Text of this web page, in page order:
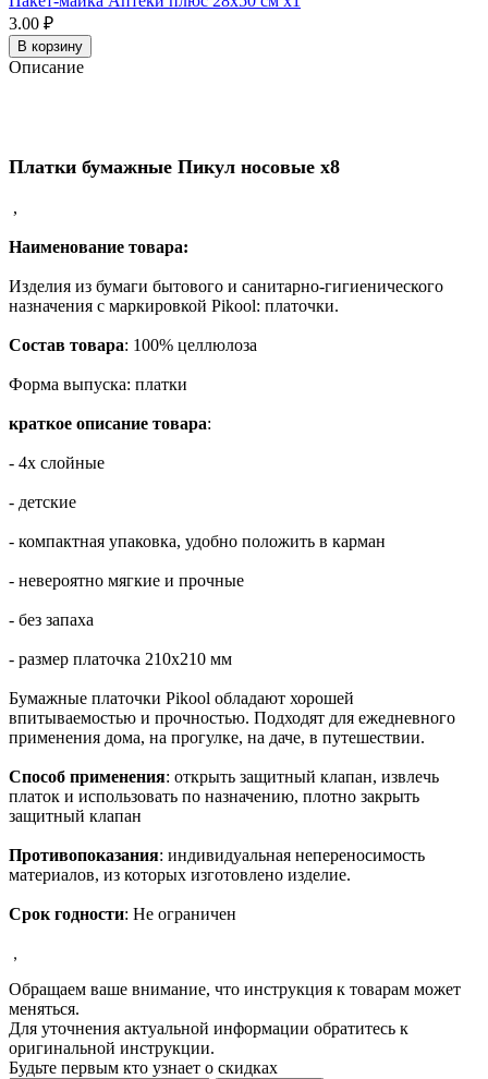
3.00 ₽
В корзину
Описание
Платки бумажные Пикул носовые x8
,
Наименование товара:
Изделия из бумаги бытового и санитарно-гигиенического
назначения с маркировкой Pikool: платочки.
Состав товара: 100% целлюлоза
Форма выпуска: платки
краткое описание товара:
- 4х слойные
- детские
- компактная упаковка, удобно положить в карман
- невероятно мягкие и прочные
- без запаха
- размер платочка 210х210 мм
Бумажные платочки Pikool обладают хорошей
впитываемостью и прочностью. Подходят для ежедневного
применения дома, на прогулке, на даче, в путешествии.
Способ применения: открыть защитный клапан, извлечь
платок и использовать по назначению, плотно закрыть
защитный клапан
Противопоказания: индивидуальная непереносимость
материалов, из которых изготовлено изделие.
Срок годности: Не ограничен
,
Обращаем ваше внимание, что инструкция к товарам может
меняться.
Для уточнения актуальной информации обратитесь к
оригинальной инструкции.
Будьте первым кто узнает о скидках